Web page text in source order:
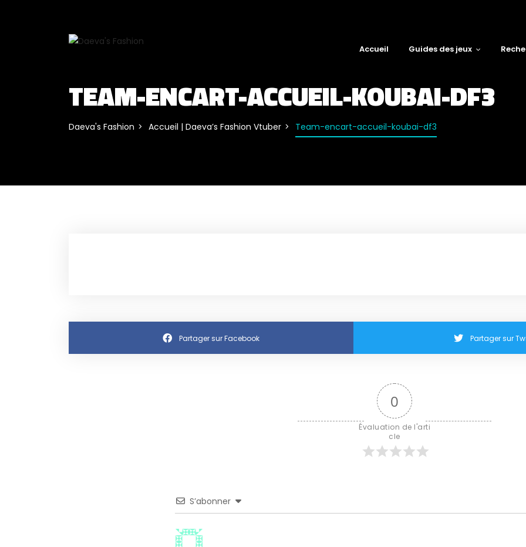
Accueil Guides des jeux
TEAM-ENCART-ACCUEIL-KOUBAI-DF3
Daeva's Fashion Accueil | Daeva’s Fashion Vtuber Team-encart-accueil-koubai-df3
Partager sur Facebook Partager sur
0
Évaluation de l'arti
cle
S’abonner